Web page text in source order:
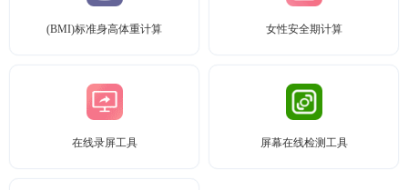
(BMI)标准身高体重计算 女性安全期计算
在线录屏工具 屏幕在线检测工具